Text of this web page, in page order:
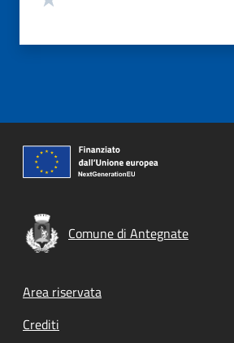
Comune di Antegnate
Footer menu
Area riservata
Crediti